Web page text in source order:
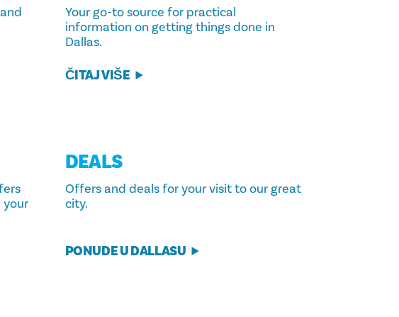
Your go-to source for practical
information on getting things done in
Dallas.
ČITAJ VIŠE
DEALS
Offers and deals for your visit to our great
city.
PONUDE U DALLASU